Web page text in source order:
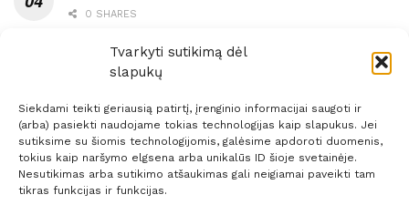
Tvarkyti sutikimą dėl
slapukų
Siekdami teikti geriausią patirtį, įrenginio informacijai saugoti ir
(arba) pasiekti naudojame tokias technologijas kaip slapukus. Jei
sutiksime su šiomis technologijomis, galėsime apdoroti duomenis,
tokius kaip naršymo elgsena arba unikalūs ID šioje svetainėje.
Nesutikimas arba sutikimo atšaukimas gali neigiamai paveikti tam
tikras funkcijas ir funkcijas.
0 SHARES
Ašaromis baigęsis užėjimas į piceriją
0 SHARES
Prenumerata Reklama